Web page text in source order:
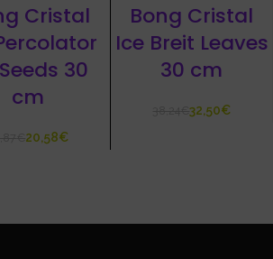
Cristal
30
cm
20,58€
Bong Cristal
Ice Breit Leaves
30 cm
€32,50€